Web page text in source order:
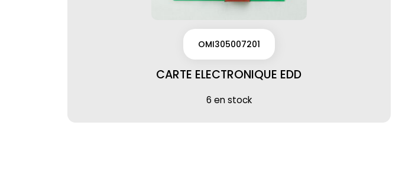
OMI305007201
CARTE ELECTRONIQUE EDD
6 en stock